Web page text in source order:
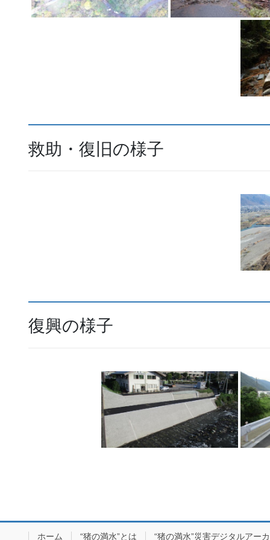
救助・復旧の様子
復興の様子
ホーム “猪の満水”とは “猪の満水”災害デジタルアー